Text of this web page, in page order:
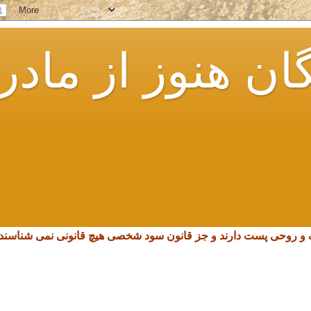
هنوز از
و روحی پست دارند و جز قانون سود شخصی هیچ قانونی نمی